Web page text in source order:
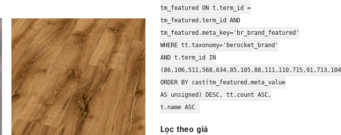
tm_featured ON t.term_id =
tm_featured.term_id AND
tm_featured.meta_key='br_brand_featured'
WHERE tt.taxonomy='berocket_brand'
AND t.term_id IN
ORDER BY cast(tm_featured.meta_value
AS unsigned) DESC, tt.count ASC,
t.name ASC
Lọc theo giá